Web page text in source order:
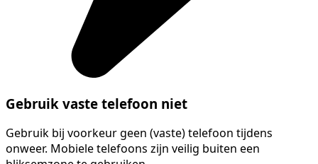
Gebruik vaste telefoon niet
Gebruik bij voorkeur geen (vaste) telefoon tijdens
onweer. Mobiele telefoons zijn veilig buiten een